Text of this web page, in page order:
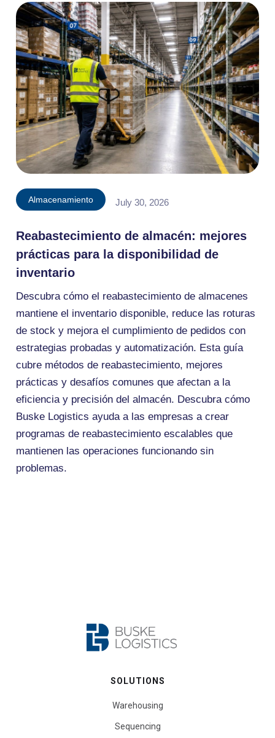
Almacenamiento July 30, 2026
Reabastecimiento de almacén: mejores
prácticas para la disponibilidad de
inventario
Descubra cómo el reabastecimiento de almacenes
mantiene el inventario disponible, reduce las roturas
de stock y mejora el cumplimiento de pedidos con
estrategias probadas y automatización. Esta guía
cubre métodos de reabastecimiento, mejores
prácticas y desafíos comunes que afectan a la
eficiencia y precisión del almacén. Descubra cómo
Buske Logistics ayuda a las empresas a crear
programas de reabastecimiento escalables que
mantienen las operaciones funcionando sin
problemas.
SOLUTIONS
Warehousing
Sequencing